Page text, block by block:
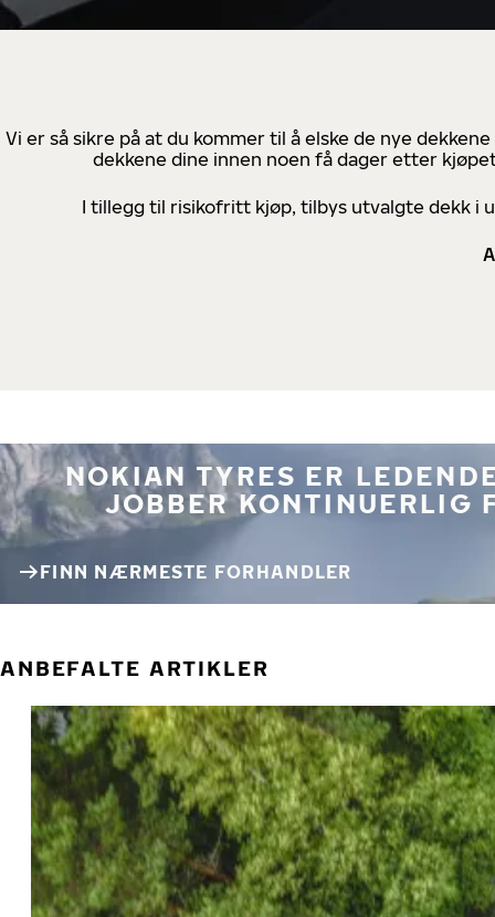
Vi er så sikre på at du kommer til å elske de nye
dekkene dine innen noen få dager etter
I tillegg til risikofritt kjøp, tilbys utvalgte dekk i
NOKIAN TYRES ER
JOBBER KONTINUERLIG
FINN NÆRMESTE FORHANDLER
ANBEFALTE ARTIKLER